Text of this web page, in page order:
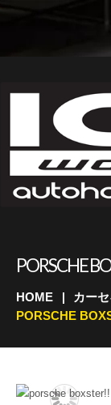
PORSCHE
HOME
カー
PORSCHE